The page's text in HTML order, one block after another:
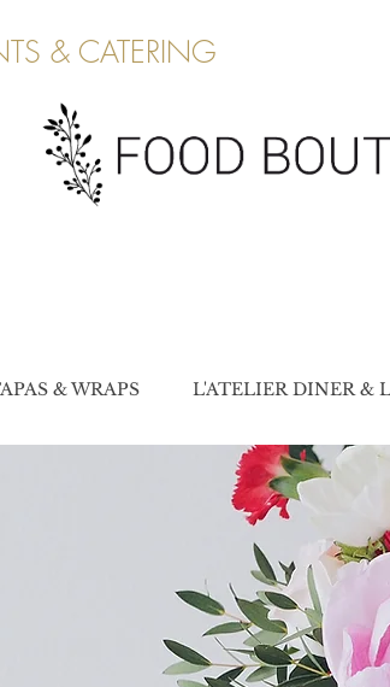
& CATERING
& WRAPS L'ATELIER DINER &